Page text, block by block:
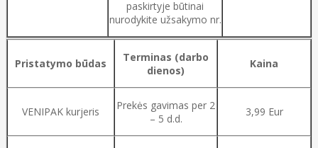
paskirtyje būtinai
nurodykite užsakymo nr.
Pristatymo būdas
Terminas (darbo
dienos)
Kaina
VENIPAK kurjeris
Prekės gavimas per 2
– 5 d.d.
3,99 Eur